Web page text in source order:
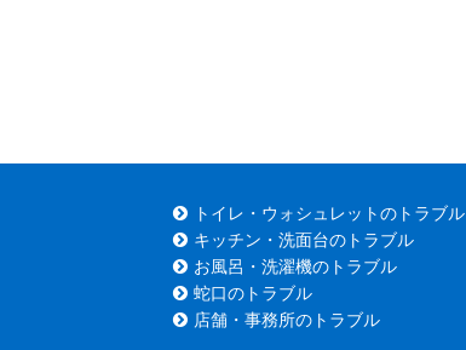
トイレ・ウォシュレットのトラブル
キッチン・洗面台のトラブル
お風呂・洗濯機のトラブル
蛇口のトラブル
店舗・事務所のトラブル